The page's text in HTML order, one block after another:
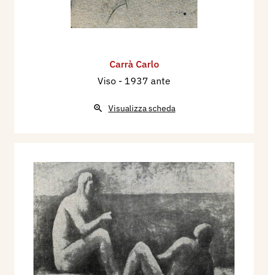
Carrà Carlo
Viso - 1937 ante
Visualizza scheda